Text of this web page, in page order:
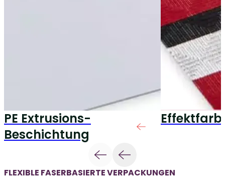
PE Extrusions-
Beschichtung
FLEXIBLE FASERBASIERTE VERPACKUNGEN